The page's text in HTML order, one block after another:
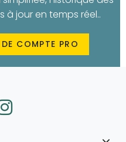
à jour en temps réel..
COMPTE PRO